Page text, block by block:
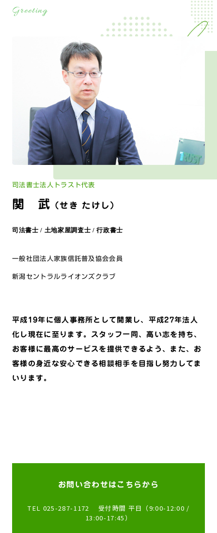
Greeting
司法書士法人トラスト代表
関 武 （せき たけし）
司法書士 / 土地家屋調査士 / 行政書士
一般社団法人家族信託普及協会会員
新潟セントラルライオンズクラブ
平成19年に個人事務所として開業し、平成27年法人
化し現在に至ります。スタッフ一同、高い志を持ち、
お客様に最高のサービスを提供できるよう、また、お
客様の身近な安心できる相談相手を目指し努力してま
いります。
お問い合わせはこちらから
TEL 025-287-1172 受付時間 平日（9:00-12:00 /
13:00-17:45）